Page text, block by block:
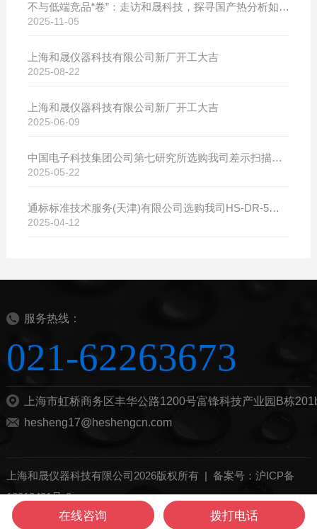
不与低端竞品“卷”：走访和晟科技，探寻国产热分析如何行稳致远
2025-11-05
上海和晟仪器科技有限公司新厂开工大吉
2025-08-22
上海和晟仪器科技有限公司新厂开工大吉
2025-06-09
中国电子科技集团公司第七研究所选购我司差示扫描量热仪
2025-05-22
通标标准技术服务(天津)有限公司选购我司HS-DR-5导热系数测试仪
2025-04-12
服务热线：
021-62263673
上海市虹桥商务区丰华公路1200号富锋科技产业园B栋
hesheng17@heshengcn.com
上海和晟仪器科技有限公司2026版权所有 | 备案号：沪ICP备
10012421号-8
管理登陆
技术支持： 化工仪器网 sitemap.xml
在线咨询 拨打电话